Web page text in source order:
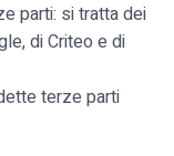
parti: si tratta dei
di Criteo e di
terze parti